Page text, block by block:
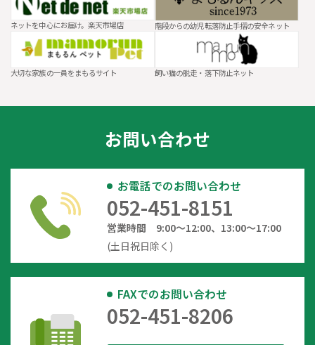
ネットを中心にお届け。楽天市場店 階段からの幼児転落防止手摺の安全ネット
大切な家族の一員をまもるサイト 飼い猫の脱走・落下防止ネット
お問い合わせ
お電話でのお問い合わせ
052-451-8151
営業時間 9:00～12:00、13:00～17:00
(土日祝日除く)
FAXでのお問い合わせ
052-451-8206